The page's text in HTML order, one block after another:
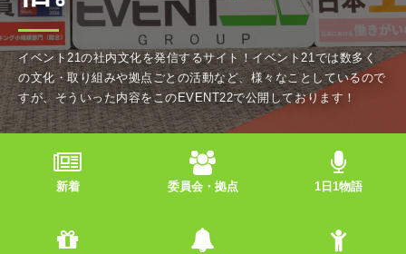
イベント21の社内文化を発信するサイト！イベント21では数多く
の文化・取り組みや拠点ごとの活動など、様々なことしているので
すが、そういった内容をこのEVENT22で公開しております！
新着 委員会・拠点 1日1物語